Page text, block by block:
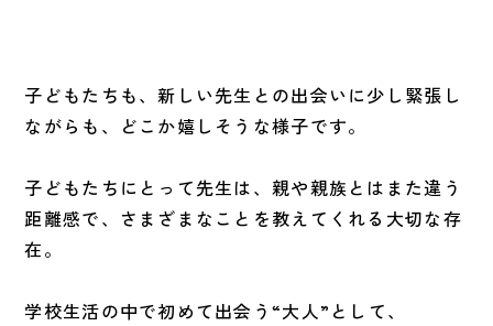
子どもたちも、新しい先生との出会いに少し緊張し
ながらも、どこか嬉しそうな様子です。
子どもたちにとって先生は、親や親族とはまた違う
距離感で、さまざまなことを教えてくれる大切な存
在。
学校生活の中で初めて出会う“大人”として、